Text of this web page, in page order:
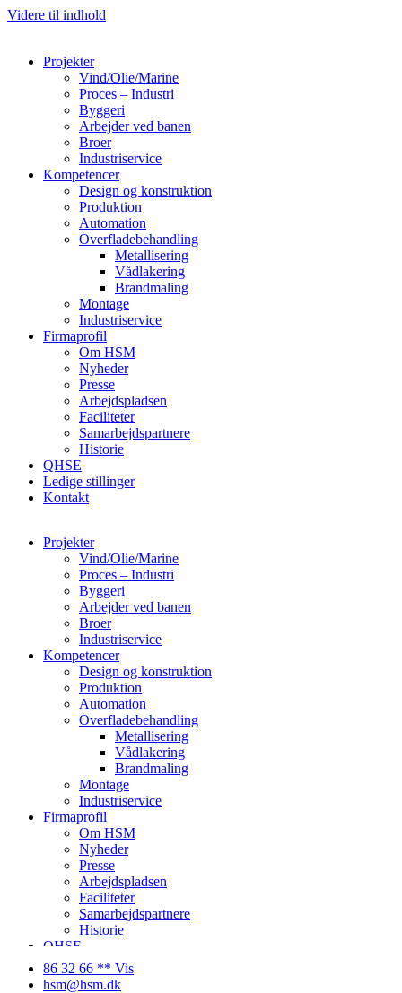
Videre til indhold
Projekter
Vind/Olie/Marine
Proces – Industri
Byggeri
Arbejder ved banen
Broer
Industriservice
Kompetencer
Design og konstruktion
Produktion
Automation
Overfladebehandling
Metallisering
Vådlakering
Brandmaling
Montage
Industriservice
Firmaprofil
Om HSM
Nyheder
Presse
Arbejdspladsen
Faciliteter
Samarbejdspartnere
Historie
QHSE
Ledige stillinger
Kontakt
Projekter
Vind/Olie/Marine
Proces – Industri
Byggeri
Arbejder ved banen
Broer
Industriservice
Kompetencer
Design og konstruktion
Produktion
Automation
Overfladebehandling
Metallisering
Vådlakering
Brandmaling
Montage
Industriservice
Firmaprofil
Om HSM
Nyheder
Presse
Arbejdspladsen
Faciliteter
Samarbejdspartnere
Historie
QHSE
Ledige stillinger
Kontakt
86 32 66 ** Vis
hsm@hsm.dk